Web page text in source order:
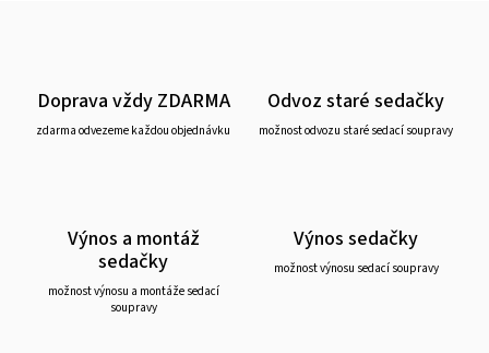
Doprava vždy ZDARMA
zdarma odvezeme každou objednávku
Odvoz staré sedačky
možnost odvozu staré sedací soupravy
Výnos a montáž
sedačky
možnost výnosu a montáže sedací
soupravy
Výnos sedačky
možnost výnosu sedací soupravy